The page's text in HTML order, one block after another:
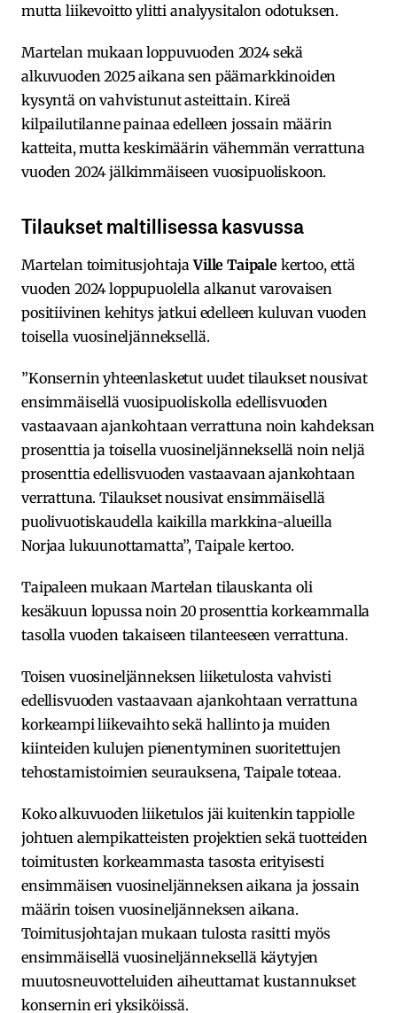
mutta liikevoitto ylitti analyysitalon odotuksen.
Martelan mukaan loppuvuoden 2024 sekä
alkuvuoden 2025 aikana sen päämarkkinoiden
kysyntä on vahvistunut asteittain. Kireä
kilpailutilanne painaa edelleen jossain määrin
katteita, mutta keskimäärin vähemmän verrattuna
vuoden 2024 jälkimmäiseen vuosipuoliskoon.
Tilaukset maltillisessa kasvussa
Martelan toimitusjohtaja Ville Taipale kertoo, että
vuoden 2024 loppupuolella alkanut varovaisen
positiivinen kehitys jatkui edelleen kuluvan vuoden
toisella vuosineljänneksellä.
”Konsernin yhteenlasketut uudet tilaukset nousivat
ensimmäisellä vuosipuoliskolla edellisvuoden
vastaavaan ajankohtaan verrattuna noin kahdeksan
prosenttia ja toisella vuosineljänneksellä noin neljä
prosenttia edellisvuoden vastaavaan ajankohtaan
verrattuna. Tilaukset nousivat ensimmäisellä
puolivuotiskaudella kaikilla markkina-alueilla
Norjaa lukuunottamatta”, Taipale kertoo.
Taipaleen mukaan Martelan tilauskanta oli
kesäkuun lopussa noin 20 prosenttia korkeammalla
tasolla vuoden takaiseen tilanteeseen verrattuna.
Toisen vuosineljänneksen liiketulosta vahvisti
edellisvuoden vastaavaan ajankohtaan verrattuna
korkeampi liikevaihto sekä hallinto ja muiden
kiinteiden kulujen pienentyminen suoritettujen
tehostamistoimien seurauksena, Taipale toteaa.
Koko alkuvuoden liiketulos jäi kuitenkin tappiolle
johtuen alempikatteisten projektien sekä tuotteiden
toimitusten korkeammasta tasosta erityisesti
ensimmäisen vuosineljänneksen aikana ja jossain
määrin toisen vuosineljänneksen aikana.
Toimitusjohtajan mukaan tulosta rasitti myös
ensimmäisellä vuosineljänneksellä käytyjen
muutosneuvotteluiden aiheuttamat kustannukset
konsernin eri yksiköissä.